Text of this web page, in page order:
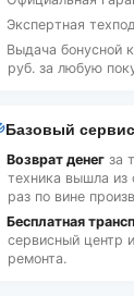
Экспертная
Выдача бонусной
руб. за любую
Базовый
Возврат денег за
техника вышла из
раз по вине
Бесплатная
сервисный центр
ремонта.